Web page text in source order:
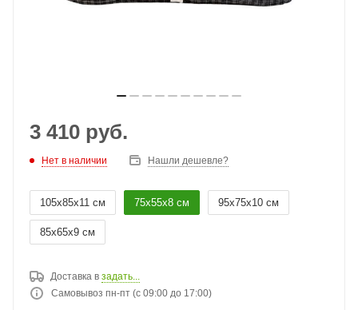
3 410 руб.
Нет в наличии Нашли дешевле?
105х85х11 см 75х55х8 см 95х75х10 см
85х65х9 см
Доставка в задать...
Самовывоз пн-пт (с 09:00 до 17:00)